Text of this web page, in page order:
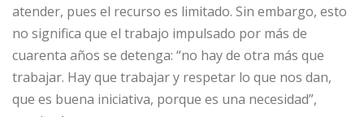
atender, pues el recurso es limitado. Sin embargo, esto
no significa que el trabajo impulsado por más de
cuarenta años se detenga: “no hay de otra más que
trabajar. Hay que trabajar y respetar lo que nos dan,
que es buena iniciativa, porque es una necesidad”,